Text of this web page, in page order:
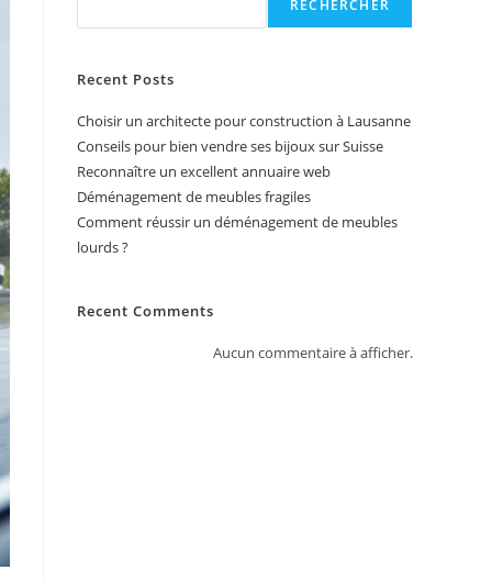
RECHERCHER
Recent Posts
Choisir un architecte pour construction à Lausanne
Conseils pour bien vendre ses bijoux sur Suisse
Reconnaître un excellent annuaire web
Déménagement de meubles fragiles
Comment réussir un déménagement de meubles
lourds ?
Recent Comments
Aucun commentaire à afficher.